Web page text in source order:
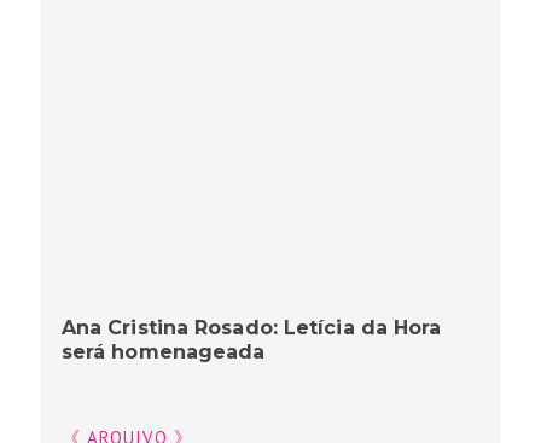
Ana Cristina Rosado: Letícia da Hora
será homenageada
《 ARQUIVO 》